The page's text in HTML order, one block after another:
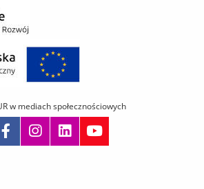
w mediach społecznościowych